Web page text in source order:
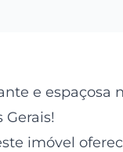
e espaçosa
Gerais!
imóvel